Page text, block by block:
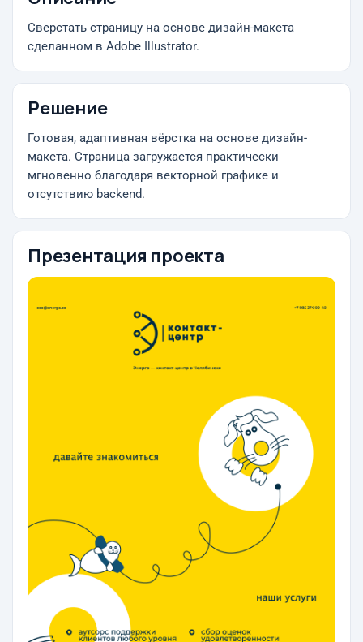
Сверстать страницу на основе дизайн-макета
сделанном в Adobe Illustrator.
Решение
Готовая, адаптивная вёрстка на основе дизайн-
макета. Страница загружается практически
мгновенно благодаря векторной графике и
отсутствию backend.
Презентация проекта